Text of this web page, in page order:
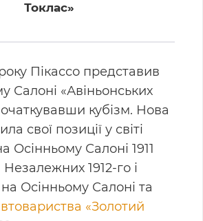
Токлас»
Пікассо представив
Салоні «Авіньонських
кубізм. Нова
свої позиції у світі
Осінньому Салоні 1911
Незалежних 1912-го і
Осінньому Салоні та
«Золотий